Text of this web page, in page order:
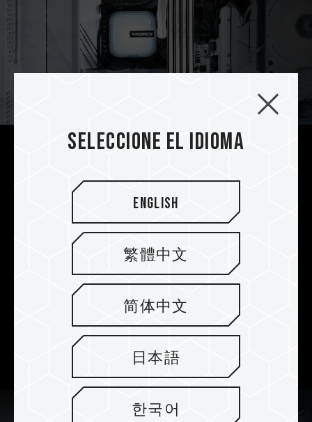
construcciones con temática
La memoria XTREEM ARGB DDR5 WHITE en
color blanco nieve aurora es perfecta para una
variedad de construcciones con temática
blanca. La iluminación ARGB y el aspecto
blanco ofrecen una estética inigualable,
haciendo que el PC para juegos se destaque
como una máquina única y elegante con
Seleccione el idioma
English
繁體中文
简体中文
日本語
한국어